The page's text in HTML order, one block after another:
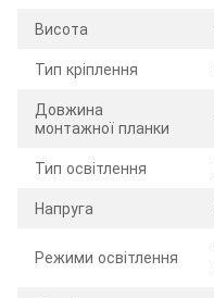
Висота
Тип кріплення
Довжина
монтажної планки
Тип освітлення
Напруга
Режими освітлення